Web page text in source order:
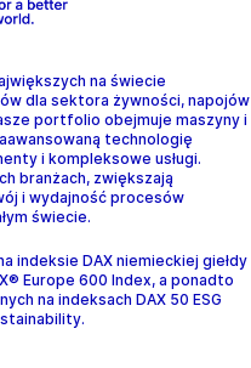
na świecie
dla sektora żywności, napojów
portfolio obejmuje maszyny i
technologię
i kompleksowe usługi.
branżach, zwiększają
i wydajność procesów
świecie.
indeksie DAX niemieckiej giełdy
Europe 600 Index, a ponadto
na indeksach DAX 50 ESG